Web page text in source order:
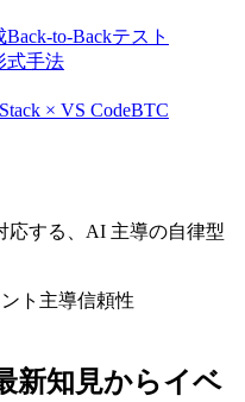
Back-to-Backテスト
式手法
× VS CodeBTC
応する、AI 主導の自律型
ト主導信頼性
新知見からイベ